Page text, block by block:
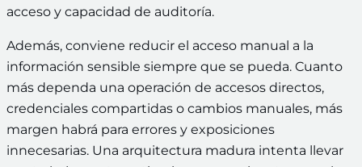
acceso y capacidad de auditoría.
Además, conviene reducir el acceso manual a la
información sensible siempre que se pueda. Cuanto
más dependa una operación de accesos directos,
credenciales compartidas o cambios manuales, más
margen habrá para errores y exposiciones
innecesarias. Una arquitectura madura intenta llevar